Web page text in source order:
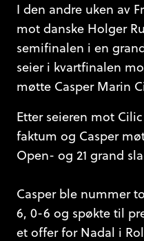
I den andre uken av
mot danske Holger
semifinalen i en
seier i kvartfinalen
møtte Casper Marin
Etter seieren mot
faktum og Casper
Open- og 21 grand
Casper ble nummer
6, 0-6 og spøkte til
et offer for Nadal i